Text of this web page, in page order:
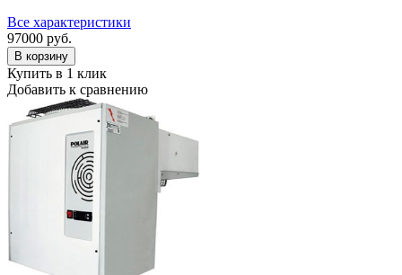
Все характеристики
97000 руб.
В корзину
Купить в 1 клик
Добавить к сравнению